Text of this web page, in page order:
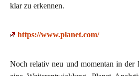
klar zu erkennen.
https://www.planet.com/
Noch relativ neu und momentan in der